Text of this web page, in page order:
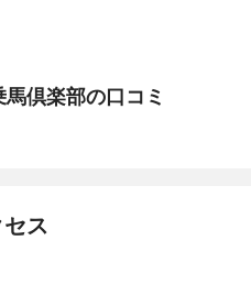
倶楽部の口コミ
ス